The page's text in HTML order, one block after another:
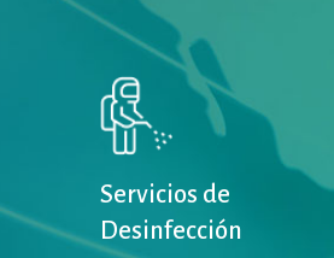
Servicios de
Desinfección